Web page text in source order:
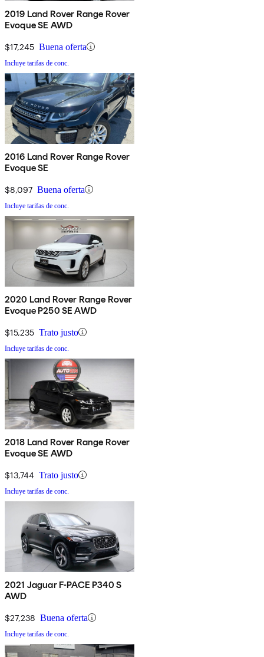
2019 Land Rover Range Rover
Evoque SE AWD
$17,245 Buena oferta
Incluye tarifas de conc.
2016 Land Rover Range Rover
Evoque SE
$8,097 Buena oferta
Incluye tarifas de conc.
2020 Land Rover Range Rover
Evoque P250 SE AWD
$15,235 Trato justo
Incluye tarifas de conc.
2018 Land Rover Range Rover
Evoque SE AWD
$13,744 Trato justo
Incluye tarifas de conc.
2021 Jaguar F-PACE P340 S
AWD
$27,238 Buena oferta
Incluye tarifas de conc.